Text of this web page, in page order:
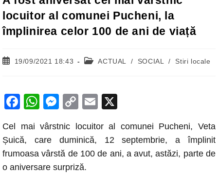
locuitor al comunei Pucheni, la
împlinirea celor 100 de ani de viață
Post19/09/2021 18:43
PostACTUAL / SOCIAL / Stiri locale
F
c
e
b
W
at
s
A
M
ss
e
n
C
p
y
Li
E
ail
Cel mai vârstnic locuitor al comunei Pucheni, Veta
Șuică, care duminică, 12 septembrie, a împlinit
frumoasa vârstă de 100 de ani, a avut, astăzi, parte de
o aniversare surpriză.